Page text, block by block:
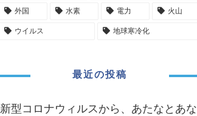
外国 水素 電力 火山
ウイルス 地球寒冷化
最近の投稿
新型コロナウィルスから、あたなとあな